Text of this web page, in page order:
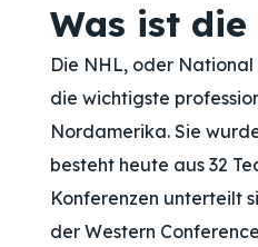
Was ist die
Die NHL, oder
die wichtigste
Nordamerika. Sie
besteht heute aus 32
Konferenzen unterteilt
der Western